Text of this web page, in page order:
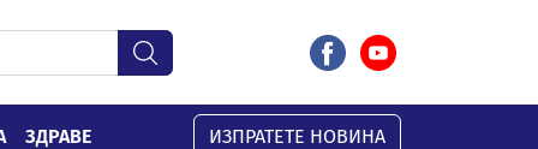
ЗДРАВЕ ИЗПРАТЕТЕ НОВИНА